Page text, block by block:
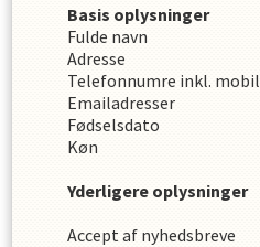
Basis oplysninger
Fulde navn
Adresse
Telefonnumre inkl. mobil
Emailadresser
Fødselsdato
Køn
Yderligere oplysninger
Accept af nyhedsbreve